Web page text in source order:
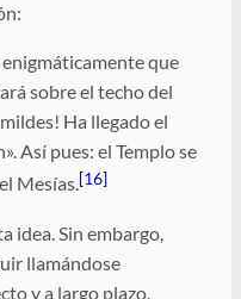
que
sobre el techo del
Ha llegado el
Así pues: el Templo se
Mesías.[16]
idea. Sin embargo,
llamándose
y a largo plazo.